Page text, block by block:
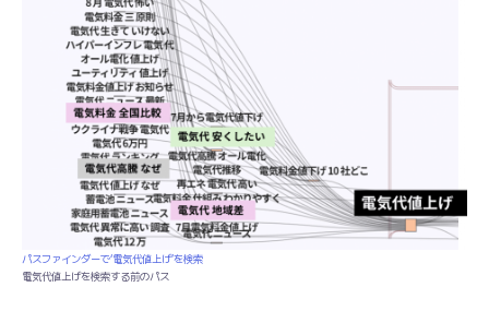
パスファインダーで‘電気代値 上げ’を検索
電気代値上げを検索する前のパス